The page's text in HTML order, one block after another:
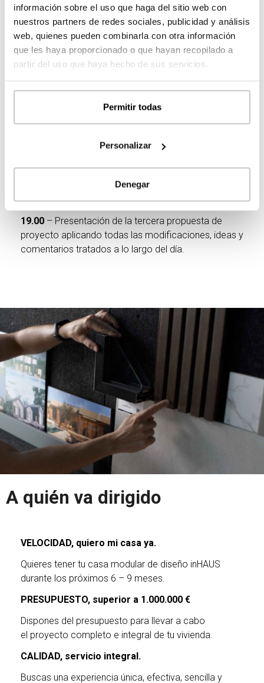
información sobre el uso que haga del sitio web con
nuestros partners de redes sociales, publicidad y análisis
web, quienes pueden combinarla con otra información
que les haya proporcionado o que hayan recopilado a
partir del uso que haya hecho de sus servicios.
Permitir todas
Personalizar
Denegar
Desayuno conjunto.
9.30– Reunión en nuestras instalaciones.
Presentación de la primera ronda de ideas para el
proyecto de tu vivienda y debate de las mismas.
– Presentación de la segunda propuesta de
proyecto en vuestra parcela y debate de las mismas.
proyecto y debate de las mismas.
17.00– Elección de materiales y acabados.
19.00 – Presentación de la tercera propuesta de
proyecto aplicando todas las modificaciones, ideas y
comentarios tratados a lo largo del día.
A quién va dirigido
VELOCIDAD, quiero mi casa ya.
Quieres tener tu casa modular de diseño inHAUS
durante los próximos 6 – 9 meses.
PRESUPUESTO, superior a 1.000.000 €
Dispones del presupuesto para llevar a cabo
el proyecto completo e integral de tu vivienda.
CALIDAD, servicio integral.
Buscas una experiencia única, efectiva, sencilla y